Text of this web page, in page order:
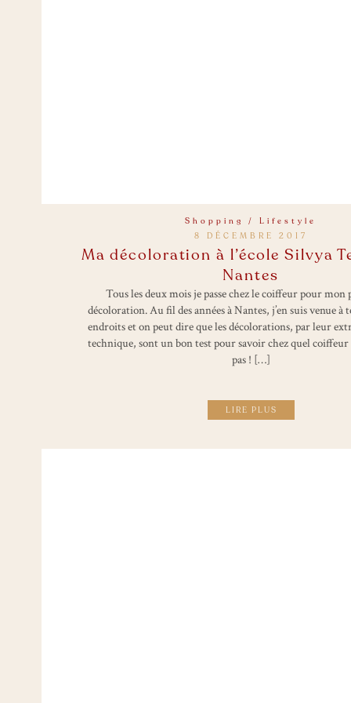
LIRE PLUS
Tous les deux mois je passe chez le coiffeur pour
décoloration. Au fil des années à Nantes, j’en suis venue à
endroits et on peut dire que les décolorations, par leur
technique, sont un bon test pour savoir chez quel
pas ! […]
8 DÉCEMBRE 2017
Ma décoloration à l’école Silvya
Nantes
Shopping / Lifestyle